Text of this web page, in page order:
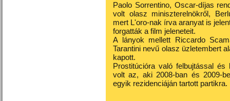
Paolo Sorrentino, Oscar-díjas
volt olasz miniszterelnökről,
mert L'oro-nak írva aranyat is
forgatták a film jeleneteit.
A lányok mellett Riccardo
Tarantini nevű olasz üzletembert
kapott.
Prostitúcióra való felbujtással
volt az, aki 2008-ban és 2009-
egyik rezidenciáján tartott partikra.